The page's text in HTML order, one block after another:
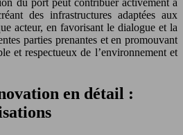
des infrastructures adaptées aux
acteur, en favorisant le dialogue et la
parties prenantes et en promouvant
et respectueux de l’environnement et
en détail :